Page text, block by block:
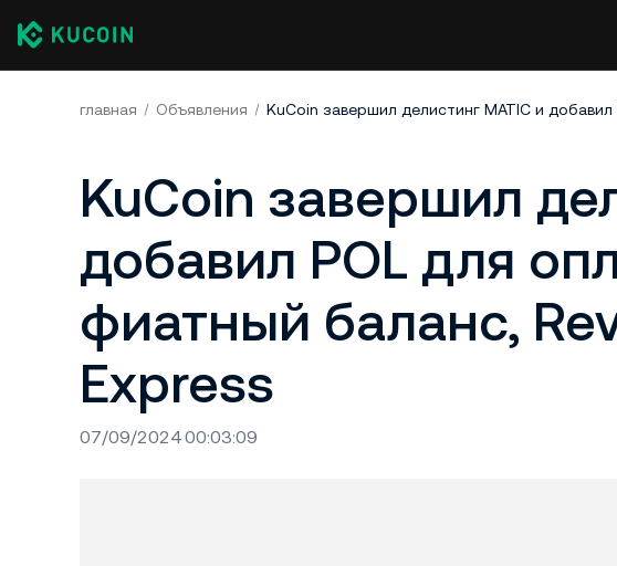
главная Объявления
KuCoin завершил
добавил POL для
фиатный баланс,
Express
07/09/2024 00:03:09